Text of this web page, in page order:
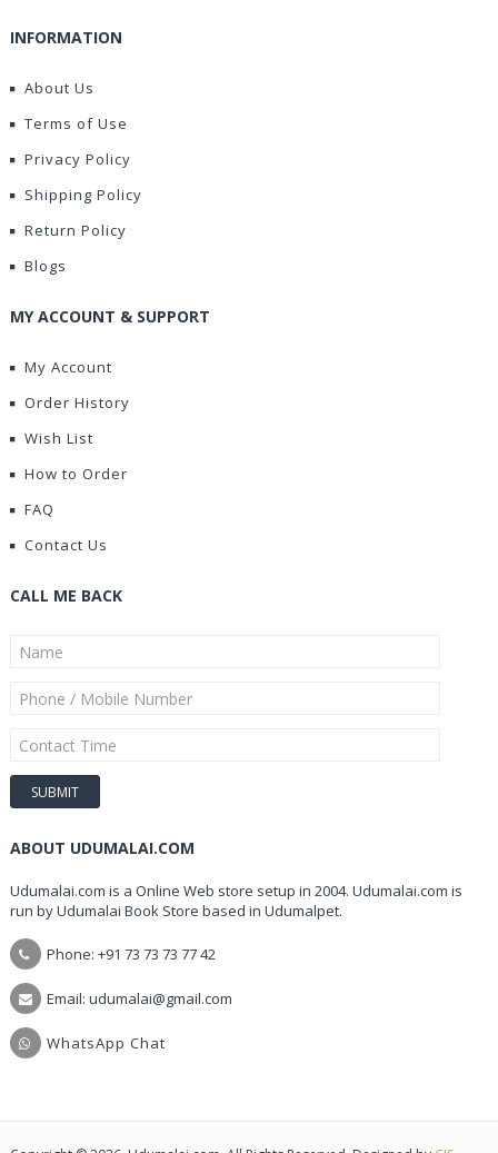
INFORMATION
About Us
Terms of Use
Privacy Policy
Shipping Policy
Return Policy
Blogs
MY ACCOUNT & SUPPORT
My Account
Order History
Wish List
How to Order
FAQ
Contact Us
CALL ME BACK
ABOUT UDUMALAI.COM
Udumalai.com is a Online Web store setup in 2004. Udumalai.com is
run by Udumalai Book Store based in Udumalpet.
Phone: +91 73 73 73 77 42
Email: udumalai@gmail.com
WhatsApp Chat